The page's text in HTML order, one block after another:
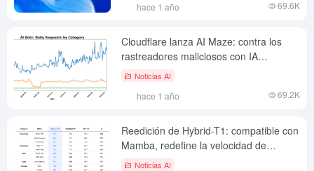
hace 1 año 69.6K
Cloudflare lanza AI Maze: contra los
rastreadores maliciosos con IA
generativa
Noticias AI
hace 1 año 69.2K
Reedición de Hybrid-T1: compatible con
Mamba, redefine la velocidad de
inferencia
Noticias AI